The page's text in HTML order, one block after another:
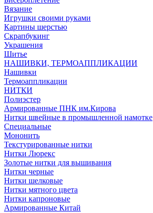
Вязание
Игрушки своими руками
Картины шерстью
Скрапбукинг
Украшения
Шитье
НАШИВКИ, ТЕРМОАППЛИКАЦИИ
Нашивки
Термоаппликации
НИТКИ
Полиэстер
Армированные ПНК им.Кирова
Нитки швейные в промышленной намотке
Специальные
Мононить
Текстурированные нитки
Нитки Люрекс
Золотые нитки для вышивания
Нитки черные
Нитки шелковые
Нитки мятного цвета
Нитки капроновые
Армированные Китай